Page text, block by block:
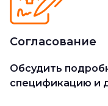
Согласование
Обсудить
спецификацию и